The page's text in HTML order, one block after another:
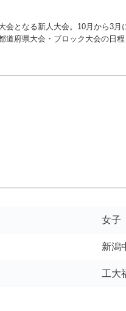
会となる新人大会。10月から3月
道府県大会・ブロック大会の日
女子
新潟
工大